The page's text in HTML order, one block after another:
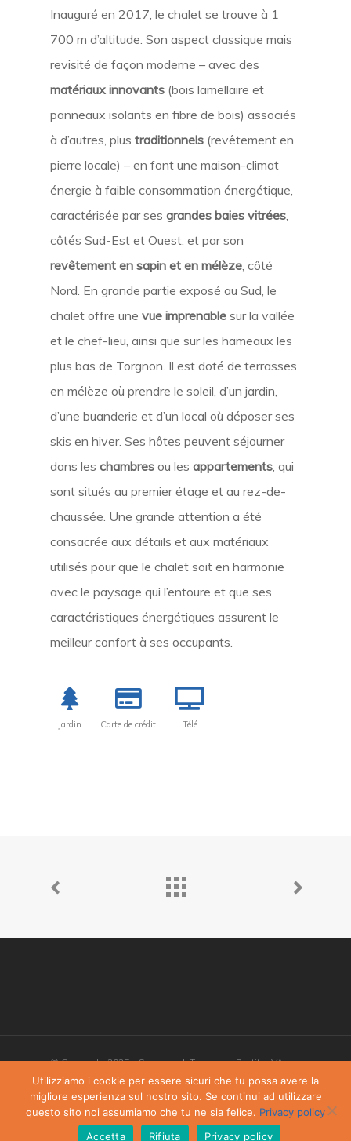
Inauguré en 2017, le chalet se trouve à 1
700 m d’altitude. Son aspect classique mais
revisité de façon moderne – avec des
matériaux innovants (bois lamellaire et
panneaux isolants en fibre de bois) associés
à d’autres, plustraditionnels (revêtement en
pierre locale) – en font une maison-climat
énergie à faible consommation énergétique,
caractérisée par sesgrandes baies vitrées,
côtés Sud-Est et Ouest, et par son
revêtement en sapin et en mélèze, côté
Nord. En grande partie exposé au Sud, le
chalet offre unevue imprenablesur la vallée
et le chef-lieu, ainsi que sur les hameaux les
plus bas de Torgnon. Il est doté de terrasses
en mélèze où prendre le soleil, d’un jardin,
d’une buanderie et d’un local où déposer ses
skis en hiver. Ses hôtes peuvent séjourner
dans leschambresou lesappartements, qui
sont situés au premier étage et au rez-de-
chaussée. Une grande attention a été
consacrée aux détails et aux matériaux
utilisés pour que le chalet soit en harmonie
avec le paysage qui l’entoure et que ses
caractéristiques énergétiques assurent le
meilleur confort à ses occupants.
Jardin Carte de crédit Télé
© Copyright 2025 - Comune di Torgnon - Partita IVA:
00405970070
Privacy Policy-Dichiarazione di accessibilità
Utilizziamo i cookie per essere sicuri che tu possa avere la
migliore esperienza sul nostro sito. Se continui ad utilizzare
questo sito noi assumiamo che tu ne sia felice. Privacy policy
Accetta
Rifiuta Privacy policy